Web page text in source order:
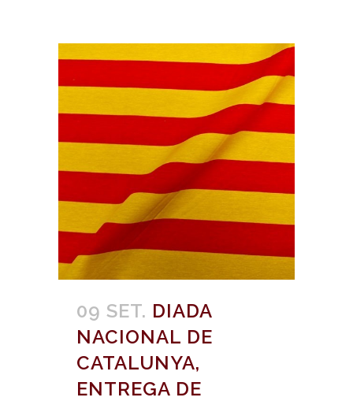
09 SET. DIADA
NACIONAL DE
CATALUNYA,
ENTREGA DE